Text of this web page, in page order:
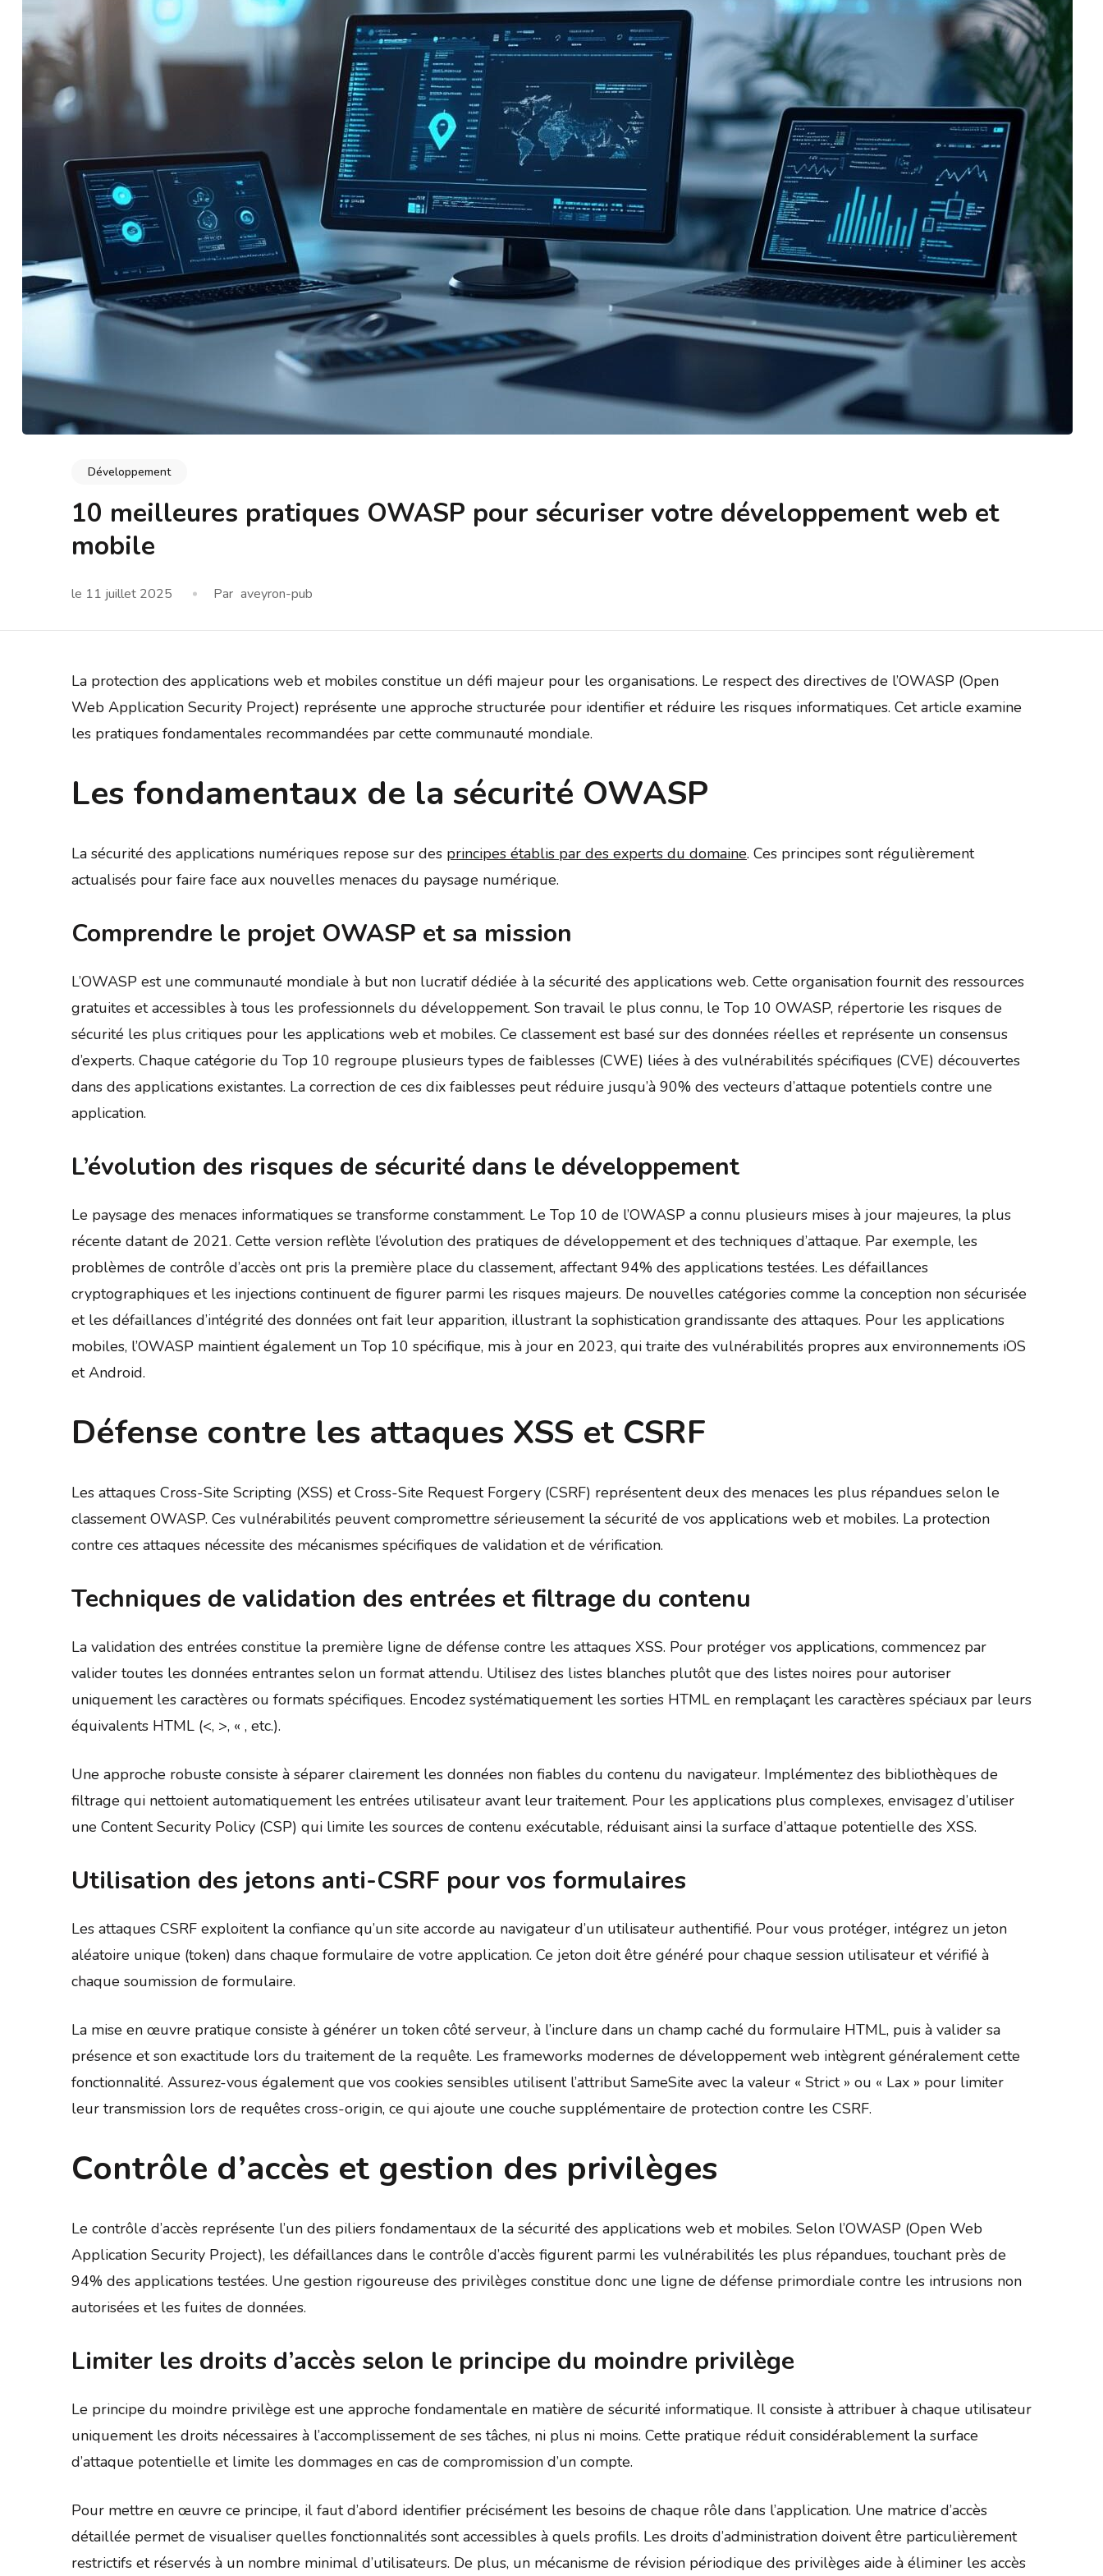
Développement
10 meilleures pratiques OWASP pour sécuriser votre développement web et
mobile
le 11 juillet 2025 Par aveyron-pub
La protection des applications web et mobiles constitue un défi majeur pour les organisations. Le respect des directives de l’OWASP (Open
Web Application Security Project) représente une approche structurée pour identifier et réduire les risques informatiques. Cet article examine
les pratiques fondamentales recommandées par cette communauté mondiale.
Les fondamentaux de la sécurité OWASP
La sécurité des applications numériques repose sur des principes établis par des experts du domaine. Ces principes sont régulièrement
actualisés pour faire face aux nouvelles menaces du paysage numérique.
Comprendre le projet OWASP et sa mission
L’OWASP est une communauté mondiale à but non lucratif dédiée à la sécurité des applications web. Cette organisation fournit des ressources
gratuites et accessibles à tous les professionnels du développement. Son travail le plus connu, le Top 10 OWASP, répertorie les risques de
sécurité les plus critiques pour les applications web et mobiles. Ce classement est basé sur des données réelles et représente un consensus
d’experts. Chaque catégorie du Top 10 regroupe plusieurs types de faiblesses (CWE) liées à des vulnérabilités spécifiques (CVE) découvertes
dans des applications existantes. La correction de ces dix faiblesses peut réduire jusqu’à 90% des vecteurs d’attaque potentiels contre une
application.
L’évolution des risques de sécurité dans le développement
Le paysage des menaces informatiques se transforme constamment. Le Top 10 de l’OWASP a connu plusieurs mises à jour majeures, la plus
récente datant de 2021. Cette version reflète l’évolution des pratiques de développement et des techniques d’attaque. Par exemple, les
problèmes de contrôle d’accès ont pris la première place du classement, affectant 94% des applications testées. Les défaillances
cryptographiques et les injections continuent de figurer parmi les risques majeurs. De nouvelles catégories comme la conception non sécurisée
et les défaillances d’intégrité des données ont fait leur apparition, illustrant la sophistication grandissante des attaques. Pour les applications
mobiles, l’OWASP maintient également un Top 10 spécifique, mis à jour en 2023, qui traite des vulnérabilités propres aux environnements iOS
et Android.
Défense contre les attaques XSS et CSRF
Les attaques Cross-Site Scripting (XSS) et Cross-Site Request Forgery (CSRF) représentent deux des menaces les plus répandues selon le
classement OWASP. Ces vulnérabilités peuvent compromettre sérieusement la sécurité de vos applications web et mobiles. La protection
contre ces attaques nécessite des mécanismes spécifiques de validation et de vérification.
Techniques de validation des entrées et filtrage du contenu
La validation des entrées constitue la première ligne de défense contre les attaques XSS. Pour protéger vos applications, commencez par
valider toutes les données entrantes selon un format attendu. Utilisez des listes blanches plutôt que des listes noires pour autoriser
uniquement les caractères ou formats spécifiques. Encodez systématiquement les sorties HTML en remplaçant les caractères spéciaux par leurs
équivalents HTML (<, >, « , etc.).
Une approche robuste consiste à séparer clairement les données non fiables du contenu du navigateur. Implémentez des bibliothèques de
filtrage qui nettoient automatiquement les entrées utilisateur avant leur traitement. Pour les applications plus complexes, envisagez d’utiliser
une Content Security Policy (CSP) qui limite les sources de contenu exécutable, réduisant ainsi la surface d’attaque potentielle des XSS.
Utilisation des jetons anti-CSRF pour vos formulaires
Les attaques CSRF exploitent la confiance qu’un site accorde au navigateur d’un utilisateur authentifié. Pour vous protéger, intégrez un jeton
aléatoire unique (token) dans chaque formulaire de votre application. Ce jeton doit être généré pour chaque session utilisateur et vérifié à
chaque soumission de formulaire.
La mise en œuvre pratique consiste à générer un token côté serveur, à l’inclure dans un champ caché du formulaire HTML, puis à valider sa
présence et son exactitude lors du traitement de la requête. Les frameworks modernes de développement web intègrent généralement cette
fonctionnalité. Assurez-vous également que vos cookies sensibles utilisent l’attribut SameSite avec la valeur « Strict » ou « Lax » pour limiter
leur transmission lors de requêtes cross-origin, ce qui ajoute une couche supplémentaire de protection contre les CSRF.
Contrôle d’accès et gestion des privilèges
Le contrôle d’accès représente l’un des piliers fondamentaux de la sécurité des applications web et mobiles. Selon l’OWASP (Open Web
Application Security Project), les défaillances dans le contrôle d’accès figurent parmi les vulnérabilités les plus répandues, touchant près de
94% des applications testées. Une gestion rigoureuse des privilèges constitue donc une ligne de défense primordiale contre les intrusions non
autorisées et les fuites de données.
Limiter les droits d’accès selon le principe du moindre privilège
Le principe du moindre privilège est une approche fondamentale en matière de sécurité informatique. Il consiste à attribuer à chaque utilisateur
uniquement les droits nécessaires à l’accomplissement de ses tâches, ni plus ni moins. Cette pratique réduit considérablement la surface
d’attaque potentielle et limite les dommages en cas de compromission d’un compte.
Pour mettre en œuvre ce principe, il faut d’abord identifier précisément les besoins de chaque rôle dans l’application. Une matrice d’accès
détaillée permet de visualiser quelles fonctionnalités sont accessibles à quels profils. Les droits d’administration doivent être particulièrement
restrictifs et réservés à un nombre minimal d’utilisateurs. De plus, un mécanisme de révision périodique des privilèges aide à éliminer les accès